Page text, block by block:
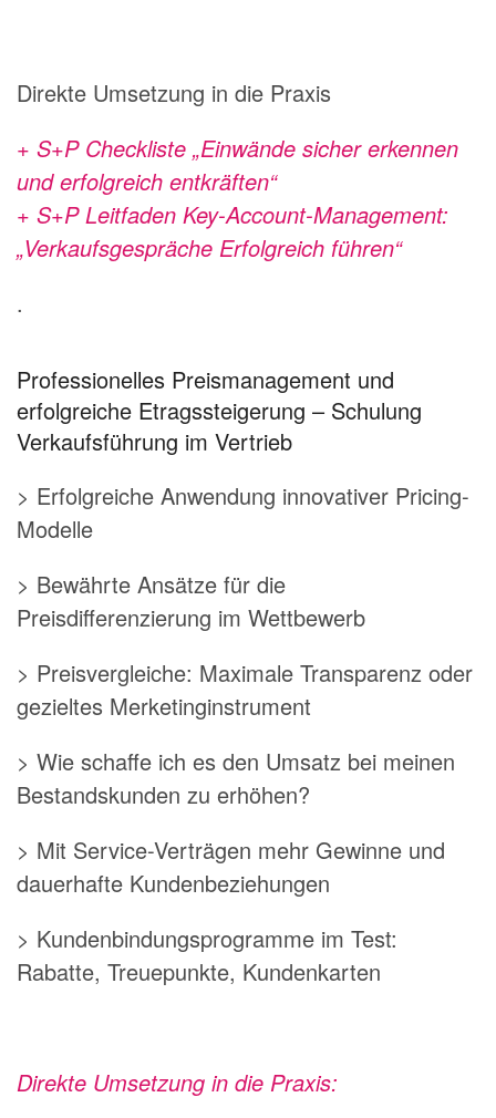
Direkte Umsetzung in die Praxis
+ S+P Checkliste „Einwände sicher erkennen
und erfolgreich entkräften“
+ S+P Leitfaden Key-Account-Management:
„Verkaufsgespräche Erfolgreich führen“
.
Professionelles Preismanagement und
erfolgreiche Etragssteigerung – Schulung
Verkaufsführung im Vertrieb
> Erfolgreiche Anwendung innovativer Pricing-
Modelle
> Bewährte Ansätze für die
Preisdifferenzierung im Wettbewerb
> Preisvergleiche: Maximale Transparenz oder
gezieltes Merketinginstrument
> Wie schaffe ich es den Umsatz bei meinen
Bestandskunden zu erhöhen?
> Mit Service-Verträgen mehr Gewinne und
dauerhafte Kundenbeziehungen
> Kundenbindungsprogramme im Test:
Rabatte, Treuepunkte, Kundenkarten
Direkte Umsetzung in die Praxis: